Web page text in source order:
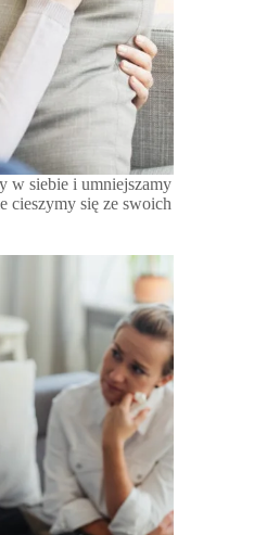
w siebie i umniejszamy
cieszymy się ze swoich